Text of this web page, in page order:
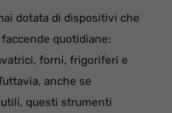
dotata di dispositivi che
quotidiane:
forni, frigoriferi e
anche se
questi strumenti